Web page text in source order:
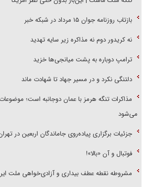
بازتاب روزنامه جوان ۱۵ مرداد در شبکه خبر
نه کریدور دوم نه مذاکره زیر سایه تهدید
ترامپ دوباره به پشت میانجی‌ها خزید
دلتنگی نکرد و در مسیر جهاد تا شهادت ماند
مذاکرات تنگه هرمز با عمان دوجانبه است؛
می‌شود
جزئیات برگزاری پیاده‌روی جاماندگان اربعین در
فوتبال و آن «بالا»!
مشروطه نقطه عطف بیداری و آزادی‌خواهی ملت